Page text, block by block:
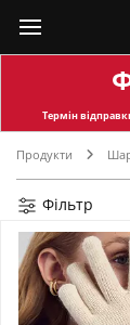
Термін
Продукти
Фільтр